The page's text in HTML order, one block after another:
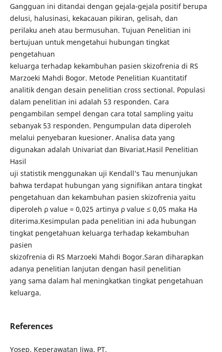
Gangguan ini ditandai dengan gejala-gejala positif berupa
delusi, halusinasi, kekacauan pikiran, gelisah, dan
perilaku aneh atau bermusuhan. Tujuan Penelitian ini
bertujuan untuk mengetahui hubungan tingkat
pengetahuan
keluarga terhadap kekambuhan pasien skizofrenia di RS
Marzoeki Mahdi Bogor. Metode Penelitian Kuantitatif
analitik dengan desain penelitian cross sectional. Populasi
dalam penelitian ini adalah 53 responden. Cara
pengambilan sempel dengan cara total sampling yaitu
sebanyak 53 responden. Pengumpulan data diperoleh
melalui penyebaran kuesioner. Analisa data yang
digunakan adalah Univariat dan Bivariat.Hasil Penelitian
Hasil
uji statistik menggunakan uji Kendall’s Tau menunjukan
bahwa terdapat hubungan yang signifikan antara tingkat
pengetahuan dan kekambuhan pasien skizofrenia yaitu
diperoleh ρ value = 0,025 artinya ρ value ≤ 0,05 maka Ha
diterima.Kesimpulan pada penelitian ini ada hubungan
tingkat pengetahuan keluarga terhadap kekambuhan
pasien
skizofrenia di RS Marzoeki Mahdi Bogor.Saran diharapkan
adanya penelitian lanjutan dengan hasil penelitian
yang sama dalam hal meningkatkan tingkat pengetahuan
keluarga.
References
Yosep. Keperawatan Jiwa. PT.